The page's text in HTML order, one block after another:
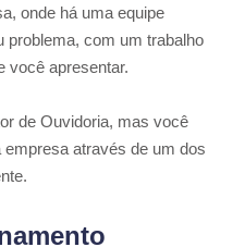
onde há uma equipe
problema, com um trabalho
você apresentar.
de Ouvidoria, mas você
através de um dos